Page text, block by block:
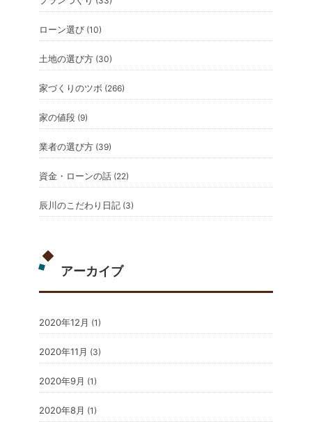
ローン選び (10)
土地の選び方 (30)
家づくりのツボ (266)
家の値段 (9)
業者の選び方 (39)
資金・ローンの話 (22)
辰川のこだわり日記 (3)
アーカイブ
2020年12月 (1)
2020年11月 (3)
2020年9月 (1)
2020年8月 (1)